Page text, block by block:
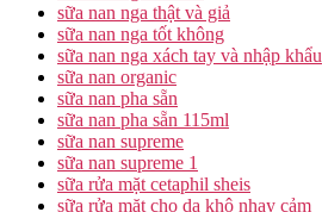
sữa nan nga thật và giả
sữa nan nga tốt không
sữa nan nga xách tay và nhập khẩu
sữa nan organic
sữa nan pha sẵn
sữa nan pha sẵn 115ml
sữa nan supreme
sữa nan supreme 1
sữa rửa mặt cetaphil sheis
sữa rửa mặt cho da khô nhạy cảm